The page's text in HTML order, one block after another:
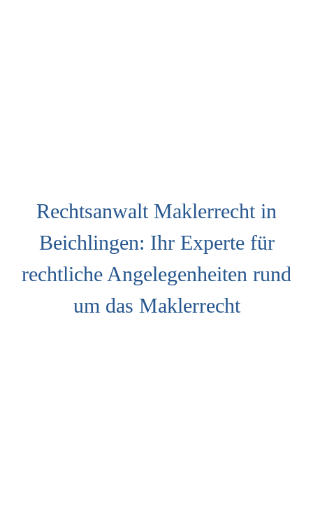
Rechtsanwalt Maklerrecht in
Beichlingen: Ihr Experte für
rechtliche Angelegenheiten rund
um das Maklerrecht